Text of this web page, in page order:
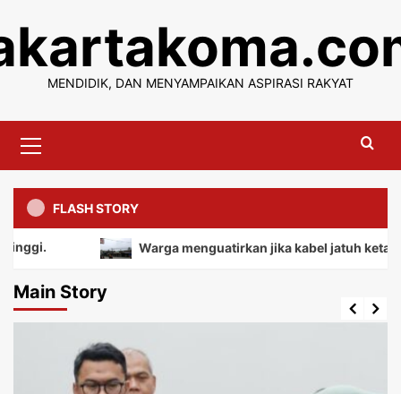
content
MENDIDIK, DAN MENYAMPAIKAN ASPIRASI RAKYAT
Menu
FLASH STORY
Warga menguatirkan jika kabel jatuh ketanah,
Main Story